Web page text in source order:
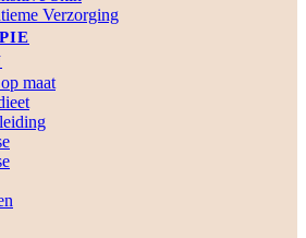
Verzorging
maat